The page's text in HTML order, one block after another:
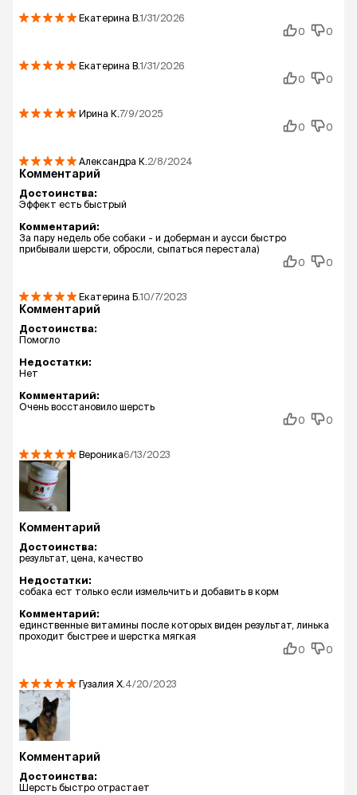
Екатерина В.1/31/2026
0
0
Екатерина В.1/31/2026
0
0
Ирина К. 7/9/2025
0
0
Александра К. 2/8/2024
Комментарий
Достоинства:
Эффект есть быстрый
Комментарий:
За пару недель обе собаки - и доберман и аусси быстро
прибывали шерсти, обросли, сыпаться перестала)
0
0
Екатерина Б.10/7/2023
Комментарий
Достоинства:
Помогло
Недостатки:
Нет
Комментарий:
Очень восстановило шерсть
0
0
Вероника6/13/2023
Комментарий
Достоинства:
результат, цена, качество
Недостатки:
собака ест только если измельчить и добавить в корм
Комментарий:
единственные витамины после которых виден результат, линька
проходит быстрее и шерстка мягкая
0
0
Гузалия Х. 4/20/2023
Комментарий
Достоинства:
Шерсть быстро отрастает